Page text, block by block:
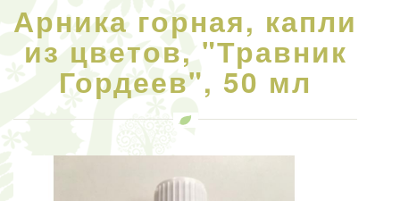
Арника горная, капли
из цветов, "Травник
Гордеев", 50 мл